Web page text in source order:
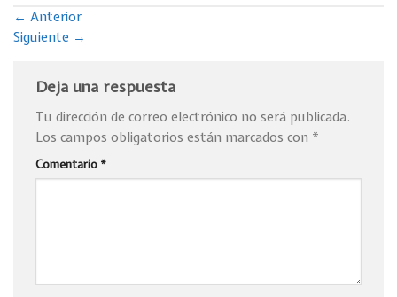
← Anterior
Siguiente →
Deja una respuesta
Tu dirección de correo electrónico no será publicada.
Los campos obligatorios están marcados con *
Comentario *